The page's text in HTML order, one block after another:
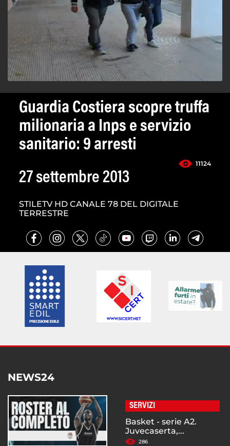
Guardia Costiera scopre truffa
milionaria a Inps e servizio
sanitario: 9 arresti
11124
27 settembre 2013
STILETV HD CANALE 78 DEL DIGITALE
TERRESTRE
NEWS24
SERVIZI
Basket - serie A2.
Juvecaserta,...
286